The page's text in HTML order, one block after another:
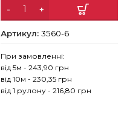
Артикул: 3560-6
При замовленні:
від 5м - 243,90 грн
від 10м - 230,35 грн
від 1 рулону - 216,80 грн